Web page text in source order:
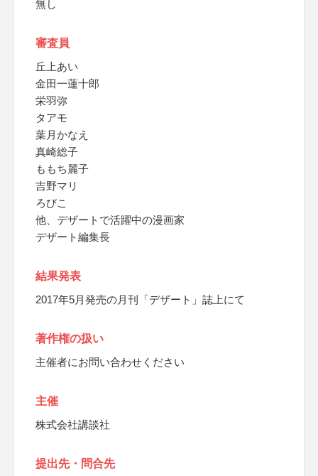
無し
審査員
丘上あい
金田一蓮十郎
栄羽弥
タアモ
葉月かなえ
真崎総子
ももち麗子
吉野マリ
ろびこ
他、デザートで活躍中の漫画家
デザート編集長
結果発表
2017年5月発売の月刊「デザート」誌上にて
著作権の扱い
主催者にお問い合わせください
主催
株式会社講談社
提出先・問合先